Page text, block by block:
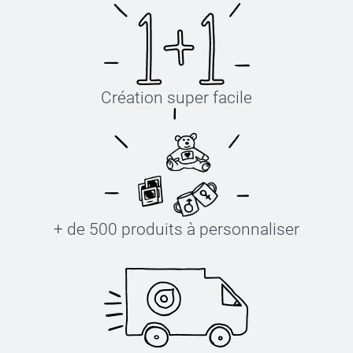
mon smartbonus le 1er janvier.
Création super facile
+ de 500 produits à personnaliser